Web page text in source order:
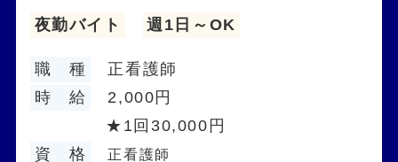
夜勤バイト 週1日～OK
職 種
正看護師
時 給
2,000円
★1回30,000円
資 格
正看護師